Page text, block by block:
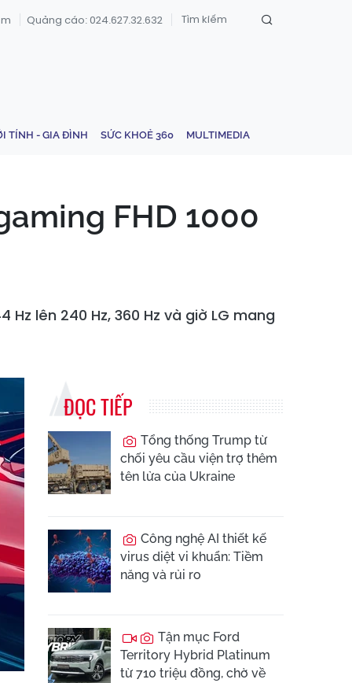
Quảng cáo: 024.627.32.632
TÍNH - GIA ĐÌNH SỨC KHOẺ 360 MULTIMEDIA
FHD 1000
lên 240 Hz, 360 Hz và giờ LG mang
ĐỌC TIẾP
Tổng thống Trump từ
chối yêu cầu viện trợ thêm
tên lửa của Ukraine
Công nghệ AI thiết kế
virus diệt vi khuẩn: Tiềm
năng và rủi ro
Tận mục Ford
Territory Hybrid Platinum
từ 710 triệu đồng, chờ về